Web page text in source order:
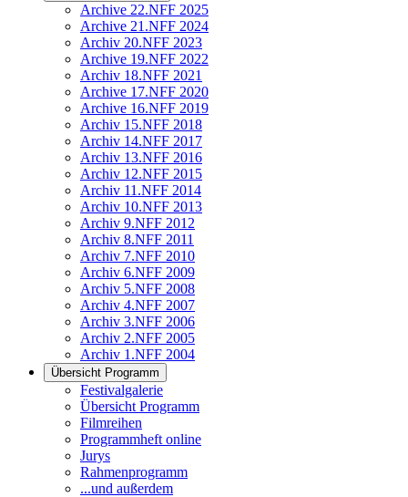
Archive 22.NFF 2025
Archive 21.NFF 2024
Archiv 20.NFF 2023
Archive 19.NFF 2022
Archiv 18.NFF 2021
Archive 17.NFF 2020
Archive 16.NFF 2019
Archiv 15.NFF 2018
Archiv 14.NFF 2017
Archiv 13.NFF 2016
Archiv 12.NFF 2015
Archiv 11.NFF 2014
Archiv 10.NFF 2013
Archiv 9.NFF 2012
Archiv 8.NFF 2011
Archiv 7.NFF 2010
Archiv 6.NFF 2009
Archiv 5.NFF 2008
Archiv 4.NFF 2007
Archiv 3.NFF 2006
Archiv 2.NFF 2005
Archiv 1.NFF 2004
Übersicht Programm
Festivalgalerie
Übersicht Programm
Filmreihen
Programmheft online
Jurys
Rahmenprogramm
...und außerdem